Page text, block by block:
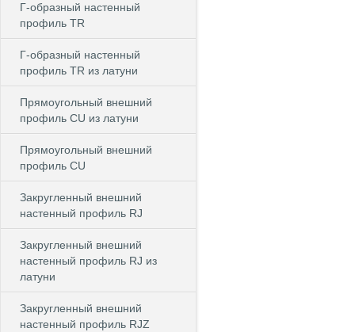
Г-образный настенный
профиль TR
Г-образный настенный
профиль TR из латуни
Прямоугольный внешний
профиль CU из латуни
Прямоугольный внешний
профиль CU
Закругленный внешний
настенный профиль RJ
Закругленный внешний
настенный профиль RJ из
латуни
Закругленный внешний
настенный профиль RJZ